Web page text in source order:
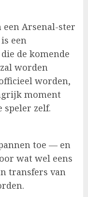
een Arsenal-ster
een
de komende
worden
worden,
moment
speler zelf.
toe — en
wat wel eens
transfers van